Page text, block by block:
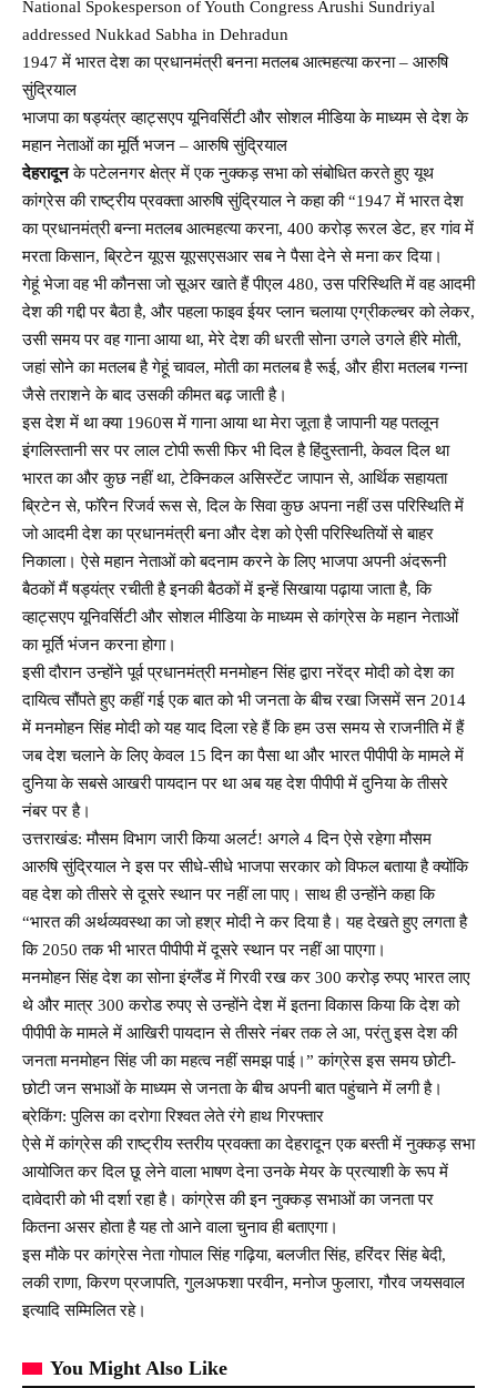
National Spokesperson of Youth Congress Arushi Sundriyal
addressed Nukkad Sabha in Dehradun
1947 में भारत देश का प्रधानमंत्री बनना मतलब आत्महत्या करना – आरुषि
सुंद्रियाल
भाजपा का षड्यंत्र व्हाट्सएप यूनिवर्सिटी और सोशल मीडिया के माध्यम से देश के
महान नेताओं का मूर्ति भजन – आरुषि सुंद्रियाल
देहरादूनके पटेलनगर क्षेत्र में एक नुक्कड़ सभा को संबोधित करते हुए यूथ
कांग्रेस की राष्ट्रीय प्रवक्ता आरुषि सुंद्रियाल ने कहा की “1947 में भारत देश
का प्रधानमंत्री बन्ना मतलब आत्महत्या करना, 400 करोड़ रूरल डेट, हर गांव में
मरता किसान, ब्रिटेन यूएस यूएसएसआर सब ने पैसा देने से मना कर दिया।
गेहूं भेजा वह भी कौनसा जो सूअर खाते हैं पीएल 480, उस परिस्थिति में वह आदमी
देश की गद्दी पर बैठा है, और पहला फाइव ईयर प्लान चलाया एग्रीकल्चर को लेकर,
उसी समय पर वह गाना आया था, मेरे देश की धरती सोना उगले उगले हीरे मोती,
जहां सोने का मतलब है गेहूं चावल, मोती का मतलब है रूई, और हीरा मतलब गन्ना
जैसे तराशने के बाद उसकी कीमत बढ़ जाती है।
इस देश में था क्या 1960स में गाना आया था मेरा जूता है जापानी यह पतलून
इंगलिस्तानी सर पर लाल टोपी रूसी फिर भी दिल है हिंदुस्तानी, केवल दिल था
भारत का और कुछ नहीं था, टेक्निकल असिस्टेंट जापान से, आर्थिक सहायता
ब्रिटेन से, फॉरेन रिजर्व रूस से, दिल के सिवा कुछ अपना नहीं उस परिस्थिति में
जो आदमी देश का प्रधानमंत्री बना और देश को ऐसी परिस्थितियों से बाहर
निकाला। ऐसे महान नेताओं को बदनाम करने के लिए भाजपा अपनी अंदरूनी
बैठकों मैं षड्यंत्र रचीती है इनकी बैठकों में इन्हें सिखाया पढ़ाया जाता है, कि
व्हाट्सएप यूनिवर्सिटी और सोशल मीडिया के माध्यम से कांग्रेस के महान नेताओं
का मूर्ति भंजन करना होगा।
इसी दौरान उन्होंने पूर्व प्रधानमंत्री मनमोहन सिंह द्वारा नरेंद्र मोदी को देश का
दायित्व सौंपते हुए कहीं गई एक बात को भी जनता के बीच रखा जिसमें सन 2014
में मनमोहन सिंह मोदी को यह याद दिला रहे हैं कि हम उस समय से राजनीति में हैं
जब देश चलाने के लिए केवल 15 दिन का पैसा था और भारत पीपीपी के मामले में
दुनिया के सबसे आखरी पायदान पर था अब यह देश पीपीपी में दुनिया के तीसरे
नंबर पर है।
उत्तराखंड: मौसम विभाग जारी किया अलर्ट! अगले 4 दिन ऐसे रहेगा मौसम
आरुषि सुंद्रियाल ने इस पर सीधे-सीधे भाजपा सरकार को विफल बताया है क्योंकि
वह देश को तीसरे से दूसरे स्थान पर नहीं ला पाए। साथ ही उन्होंने कहा कि
“भारत की अर्थव्यवस्था का जो हश्र मोदी ने कर दिया है। यह देखते हुए लगता है
कि 2050 तक भी भारत पीपीपी में दूसरे स्थान पर नहीं आ पाएगा।
मनमोहन सिंह देश का सोना इंग्लैंड में गिरवी रख कर 300 करोड़ रुपए भारत लाए
थे और मात्र 300 करोड रुपए से उन्होंने देश में इतना विकास किया कि देश को
पीपीपी के मामले में आखिरी पायदान से तीसरे नंबर तक ले आ, परंतु इस देश की
जनता मनमोहन सिंह जी का महत्व नहीं समझ पाई।” कांग्रेस इस समय छोटी-
छोटी जन सभाओं के माध्यम से जनता के बीच अपनी बात पहुंचाने में लगी है।
ब्रेकिंग: पुलिस का दरोगा रिश्वत लेते रंगे हाथ गिरफ्तार
ऐसे में कांग्रेस की राष्ट्रीय स्तरीय प्रवक्ता का देहरादून एक बस्ती में नुक्कड़ सभा
आयोजित कर दिल छू लेने वाला भाषण देना उनके मेयर के प्रत्याशी के रूप में
दावेदारी को भी दर्शा रहा है। कांग्रेस की इन नुक्कड़ सभाओं का जनता पर
कितना असर होता है यह तो आने वाला चुनाव ही बताएगा।
इस मौके पर कांग्रेस नेता गोपाल सिंह गढ़िया, बलजीत सिंह, हरिंदर सिंह बेदी,
लकी राणा, किरण प्रजापति, गुलअफशा परवीन, मनोज फुलारा, गौरव जयसवाल
इत्यादि सम्मिलित रहे।
You Might Also Like